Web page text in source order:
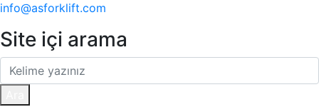
info@asforklift.com
Site içi arama